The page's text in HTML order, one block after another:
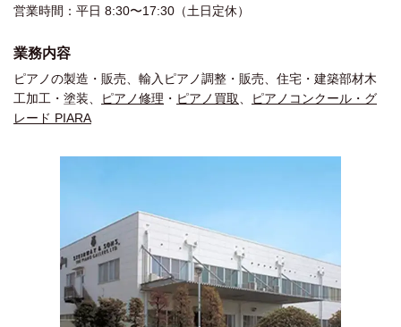
営業時間：平日 8:30〜17:30（土日定休）
業務内容
ピアノの製造・販売、輸入ピアノ調整・販売、住宅・建築部材木
工加工・塗装、
ピアノ修理 ・ ピアノ買取、
ピアノコンクール・グ
レード PIARA